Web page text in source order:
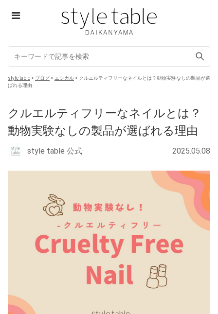
Skip
style table > ブログ > エシカル > クルエルティフリーなネイルとは？動物実験なしの製品が選
ばれる理由
クルエルティフリーなネイルとは？
動物実験なしの製品が選ばれる理由
style table 公式 2025.05.08